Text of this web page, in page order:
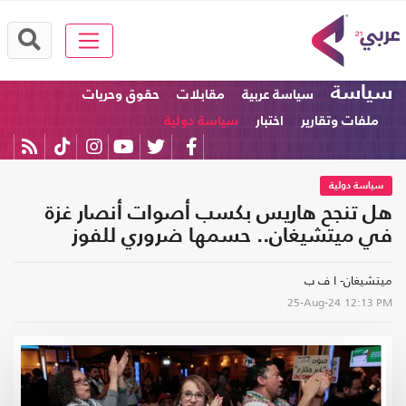
سياسة سياسة عربية مقابلات
حقوق وحريات
ملفات وتقارير
اختبار سياسة دولية
سياسة دولية
هل تنجح هاريس بكسب أصوات أنصار غزة
في ميتشيغان.. حسمها ضروري للفوز
ميتشيغان- ا ف ب
25-Aug-24 12:13 PM